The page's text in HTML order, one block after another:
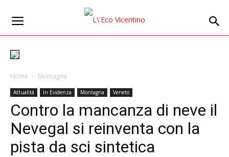
Home Montagna
Attualità In Evidenza Montagna Veneto
Contro la mancanza di neve il
Nevegal si reinventa con la
pista da sci sintetica